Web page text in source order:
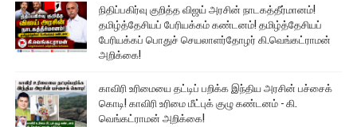
நிதிப்பகிர்வு குறித்த விஜய் அரசின் நாடகத்தீர்மானம்!
தமிழ்த்தேசியப் பேரியக்கம் கண்டனம்! தமிழ்த்தேசியப்
பேரியக்கப் பொதுச் செயலாளர்தோழர் கி.வெங்கட்ராமன்
அறிக்கை!
காவிரி உரிமையை தட்டிப் பறிக்க இந்திய அரசின் பச்சைக்
கொடி! காவிரி உரிமை மீட்புக் குழு கண்டனம் - கி.
வெங்கட்ராமன் அறிக்கை!